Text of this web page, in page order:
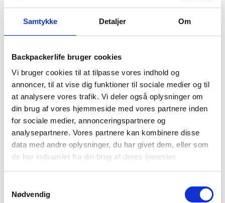
Samtykke Detaljer Om
Backpackerlife bruger cookies
Vi bruger cookies til at tilpasse vores indhold og
annoncer, til at vise dig funktioner til sociale medier og til
at analysere vores trafik. Vi deler også oplysninger om
din brug af vores hjemmeside med vores partnere inden
for sociale medier, annonceringspartnere og
analysepartnere. Vores partnere kan kombinere disse
data med andre oplysninger, du har givet dem, eller som
de har indsamlet fra din brug af deres tjenester.
Nødvendig
99kr
999krDen
oprindelige
699krDen
aktuelle
Montane
Fleecejakke dame –
Montane Fury Hoodie – Blå
Den
pris
699krDen
Fleecejakke herre –
Montane Fury Hoodie – Blå
Den
oprindelige
699krDen
aktuelle
pris